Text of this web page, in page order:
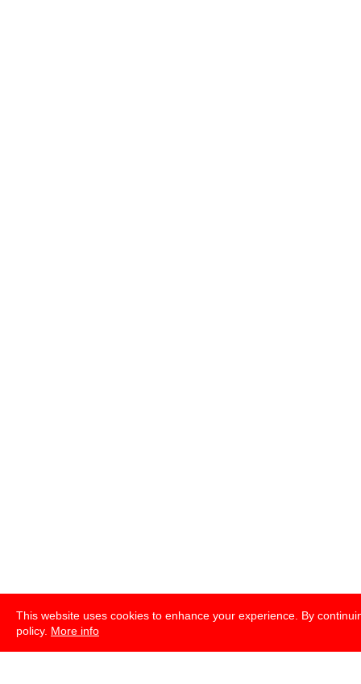
This website uses cookies to enhance your experience. By
policy. More info